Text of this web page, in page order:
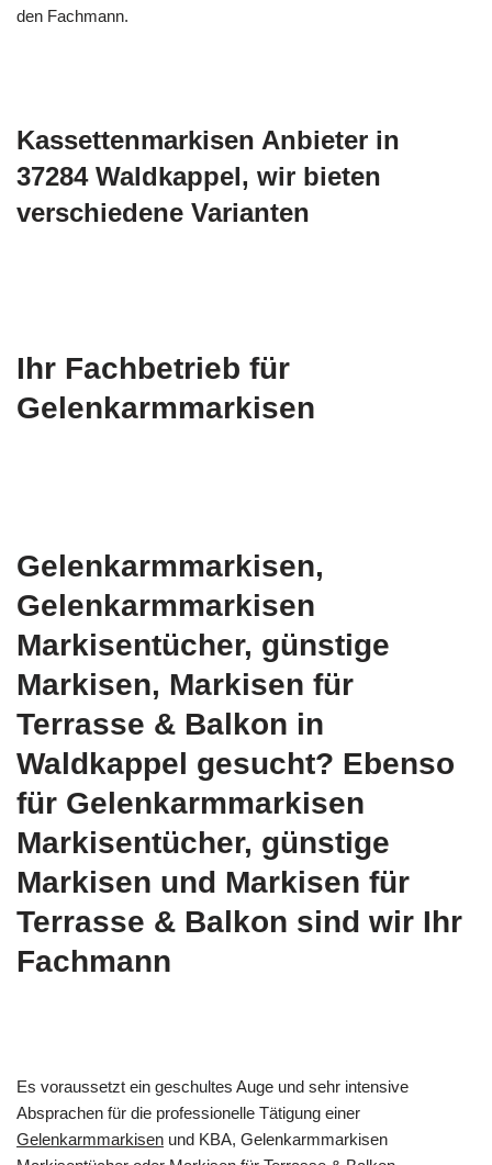
den Fachmann.
Kassettenmarkisen Anbieter in
37284 Waldkappel, wir bieten
verschiedene Varianten
Ihr Fachbetrieb für
Gelenkarmmarkisen
Gelenkarmmarkisen,
Gelenkarmmarkisen
Markisentücher, günstige
Markisen, Markisen für
Terrasse & Balkon in
Waldkappel gesucht? Ebenso
für Gelenkarmmarkisen
Markisentücher, günstige
Markisen und Markisen für
Terrasse & Balkon sind wir Ihr
Fachmann
Es voraussetzt ein geschultes Auge und sehr intensive
Absprachen für die professionelle Tätigung einer
Gelenkarmmarkisen und KBA, Gelenkarmmarkisen